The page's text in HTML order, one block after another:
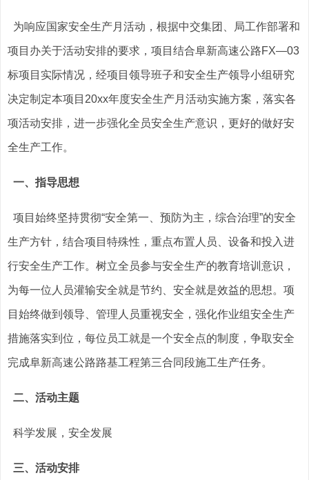
为响应国家安全生产月活动，根据中交集团、局工作部署和
项目办关于活动安排的要求，项目结合阜新高速公路FX—03
标项目实际情况，经项目领导班子和安全生产领导小组研究
决定制定本项目20xx年度安全生产月活动实施方案，落实各
项活动安排，进一步强化全员安全生产意识，更好的做好安
全生产工作。
一、指导思想
项目始终坚持贯彻“安全第一、预防为主，综合治理”的安全
生产方针，结合项目特殊性，重点布置人员、设备和投入进
行安全生产工作。树立全员参与安全生产的教育培训意识，
为每一位人员灌输安全就是节约、安全就是效益的思想。项
目始终做到领导、管理人员重视安全，强化作业组安全生产
措施落实到位，每位员工就是一个安全点的制度，争取安全
完成阜新高速公路路基工程第三合同段施工生产任务。
二、活动主题
科学发展，安全发展
三、活动安排